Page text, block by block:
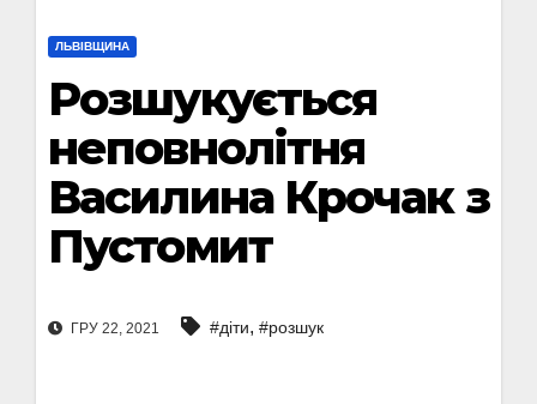
ЛЬВІВЩИНА
Розшукується
неповнолітня
Василина Крочак з
Пустомит
ГРУ 22, 2021 #діти, #розшук